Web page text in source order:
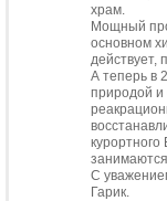
храм.
Мощный
основном
действует,
А теперь в
природой и
С
Гарик.